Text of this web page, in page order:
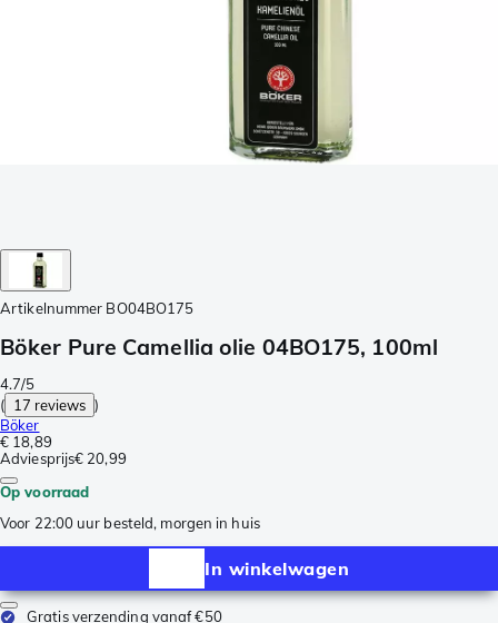
Artikelnummer BO04BO175
Böker Pure Camellia olie 04BO175, 100ml
4.7/5
( 17 reviews )
Böker
€ 18,89
Adviesprijs€ 20,99
Op voorraad
Voor 22:00 uur besteld, morgen in huis
In winkelwagen
Gratis verzending vanaf €50